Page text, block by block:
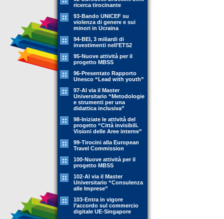
ricerca tirocinante
93-Bando UNICEF su
violenza di genere e sui
minori in Ucraina
94-BEI, 3 miliardi di
investimenti nell’ETS2
95-Nuove attività per il
progetto MBSS
96-Presentato Rapporto
Unesco “Lead with youth”
97-Al via il Master
Universitario “Metodologie
e strumenti per una
didattica inclusiva”
98-Iniziate le attività del
progetto “Città invisibili.
Visioni delle Aree interne”
99-Tirocini alla European
Travel Commission
100-Nuove attività per il
progetto MBSS
102-Al via il Master
Universitario “Consulenza
alle Imprese”
103-Entra in vigore
l’accordo sul commercio
digitale UE-Singapore